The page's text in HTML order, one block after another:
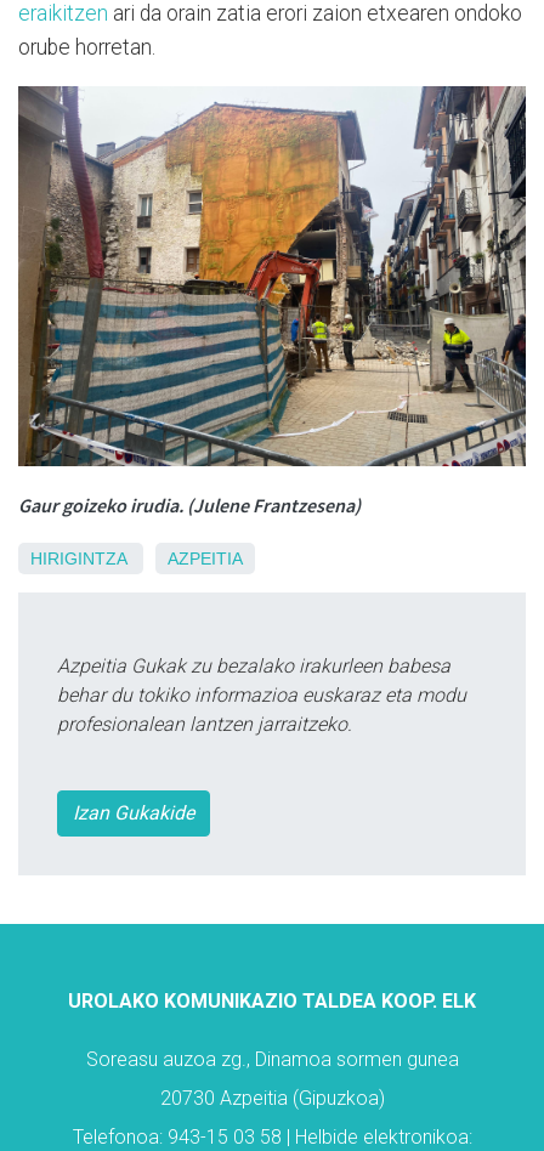
eraikitzen ari da orain zatia erori zaion etxearen ondoko
orube horretan.
Gaur goizeko irudia. (Julene Frantzesena)
HIRIGINTZA AZPEITIA
Azpeitia Gukak zu bezalako irakurleen babesa
behar du tokiko informazioa euskaraz eta modu
profesionalean lantzen jarraitzeko.
Izan Gukakide
UROLAKO KOMUNIKAZIO TALDEA KOOP. ELK
Soreasu auzoa zg., Dinamoa sormen gunea
20730 Azpeitia (Gipuzkoa)
Telefonoa: 943-15 03 58 | Helbide elektronikoa: